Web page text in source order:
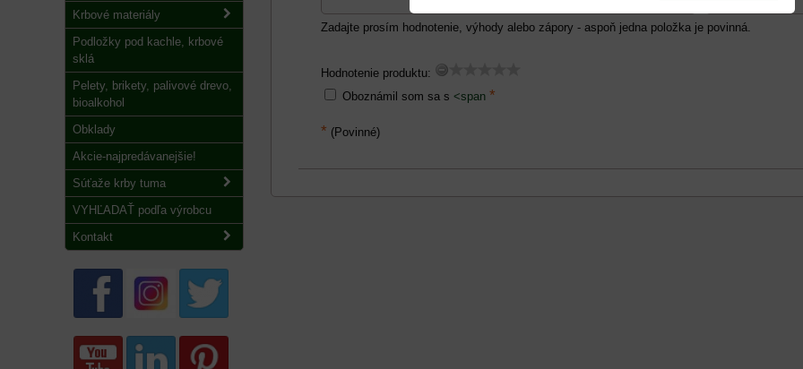
Zadajte prosím hodnotenie, výhody alebo zápory - aspoň jedna položka je povinná.
Hodnotenie produktu:
Oboznámil som sa s <span *
* (Povinné)
Krbové materiály
Podložky pod kachle, krbové
sklá
Pelety, brikety, palivové drevo,
bioalkohol
Obklady
Akcie-najpredávanejšie!
Súťaže krby tuma
VYHĽADAŤ podľa výrobcu
Kontakt